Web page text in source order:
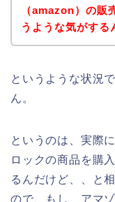
（amazon）の販
うような気がする
というような状況
ん。
というのは、実際
ロックの商品を購
るんだけど、、と
ので、もし、アマ